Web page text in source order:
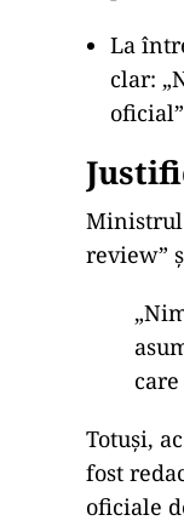
Deși
și
exemplu:
La
La
clar: